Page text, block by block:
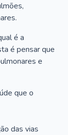
é a
é pensar que
e
que o
das vias